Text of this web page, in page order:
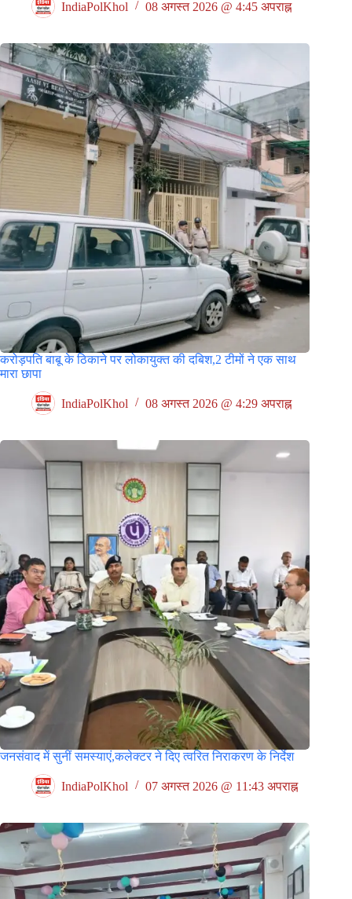
IndiaPolKhol 08 अगस्त 2026 @ 4:45 अपराह्न
करोड़पति बाबू के ठिकाने पर लोकायुक्त की दबिश,2 टीमों ने एक साथ
मारा छापा
IndiaPolKhol 08 अगस्त 2026 @ 4:29 अपराह्न
जनसंवाद में सुनीं समस्याएं,कलेक्टर ने दिए त्वरित निराकरण के निर्देश
IndiaPolKhol 07 अगस्त 2026 @ 11:43 अपराह्न